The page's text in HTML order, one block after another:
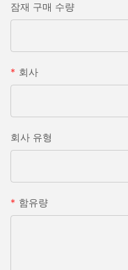
잠재 구매 수량
회사
회사 유형
함유량